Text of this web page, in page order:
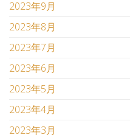
2023年9月
2023年8月
2023年7月
2023年6月
2023年5月
2023年4月
2023年3月